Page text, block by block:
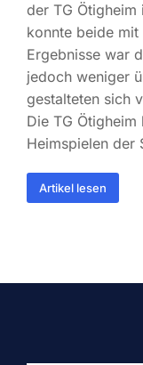
der TG Ötigheim
konnte beide
Ergebnisse war
jedoch weniger
gestalteten sich
Die TG
Heimspielen der
Artikel lesen